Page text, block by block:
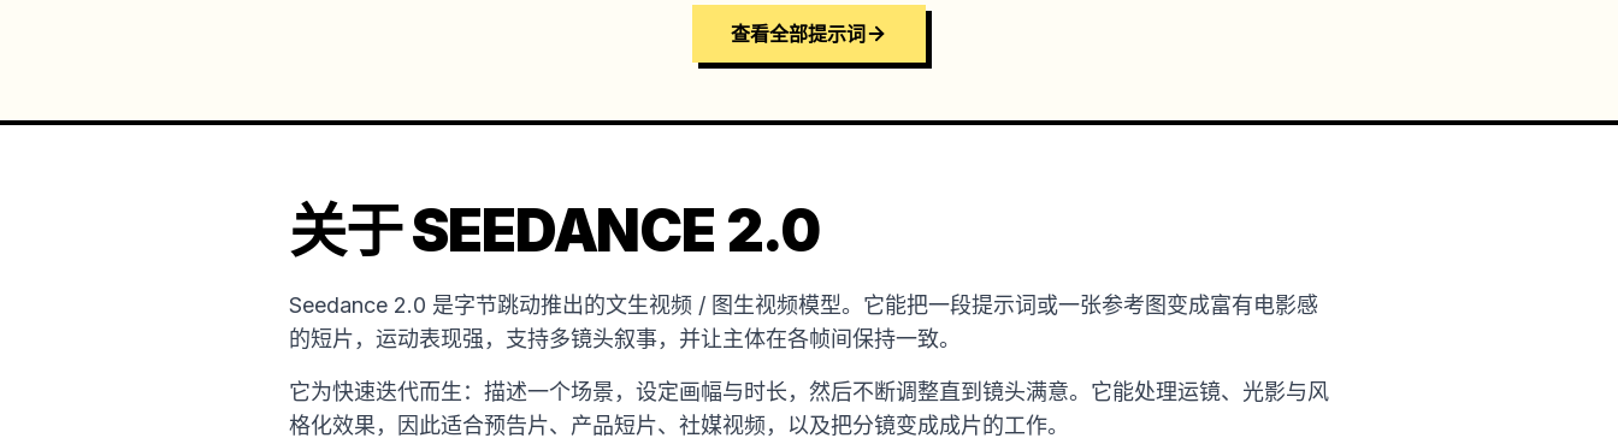
查看全部提示词
关于 SEEDANCE 2.0
Seedance 2.0 是字节跳动推出的文生视频 / 图生视频模型。它能把一段提示词或一张参考图变成富有电影感
的短片，运动表现强，支持多镜头叙事，并让主体在各帧间保持一致。
它为快速迭代而生：描述一个场景，设定画幅与时长，然后不断调整直到镜头满意。它能处理运镜、光影与风
格化效果，因此适合预告片、产品短片、社媒视频，以及把分镜变成成片的工作。